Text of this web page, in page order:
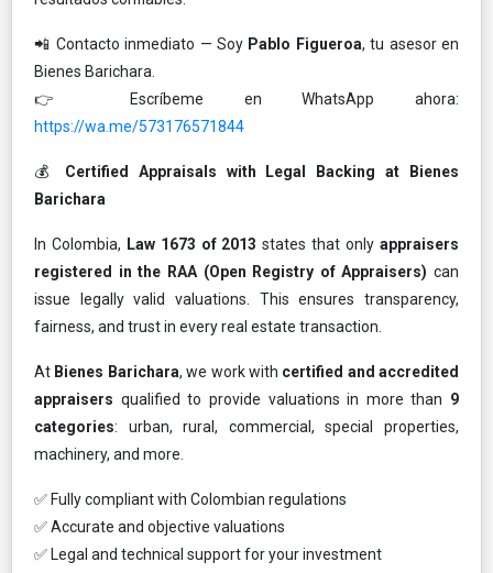
📲 Contacto inmediato — Soy Pablo Figueroa, tu asesor en
Bienes Barichara.
👉 Escríbeme en WhatsApp ahora:
https://wa.me/573176571844
💰 Certified Appraisals with Legal Backing at Bienes
Barichara
In Colombia, Law 1673 of 2013 states that onlyappraisers
registered in the RAA (Open Registry of Appraisers) can
issue legally valid valuations. This ensures transparency,
fairness, and trust in every real estate transaction.
At Bienes Barichara, we work with certified and accredited
appraisers qualified to provide valuations in more than 9
categories: urban, rural, commercial, special properties,
machinery, and more.
✅ Fully compliant with Colombian regulations
✅ Accurate and objective valuations
✅ Legal and technical support for your investment